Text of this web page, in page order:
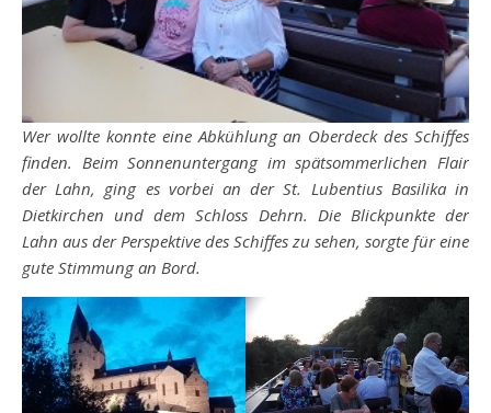
Wer wollte konnte eine Abkühlung an Oberdeck des Schiffes
finden. Beim Sonnenuntergang im spätsommerlichen Flair
der Lahn, ging es vorbei an der St. Lubentius Basilika in
Dietkirchen und dem Schloss Dehrn. Die Blickpunkte der
Lahn aus der Perspektive des Schiffes zu sehen, sorgte für eine
gute Stimmung an Bord.